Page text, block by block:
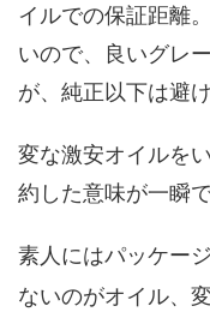
イルでの保証距離
いので、良いグレ
が、純正以下は避
変な激安オイルを
約した意味が一瞬
素人にはパッケー
ないのがオイル、